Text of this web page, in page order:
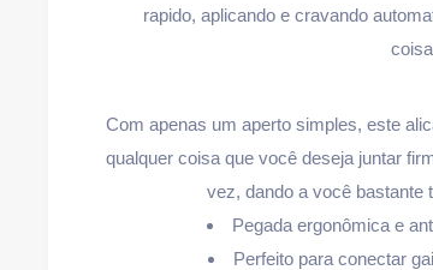
rapido, aplicando e cravando
Com apenas um aperto simples, este
qualquer coisa que você deseja juntar
vez, dando a você bastante
Pegada ergonômica e
Perfeito para conectar